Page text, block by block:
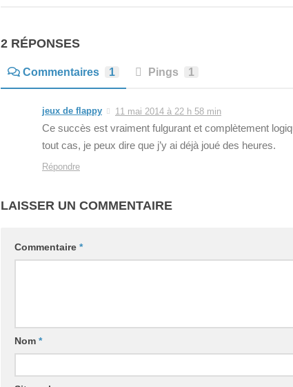
2 RÉPONSES
Commentaires 1 Pings 1
jeux de flappy 11 mai 2014 à 22 h 58 min
Ce succès est vraiment fulgurant et complètement
tout cas, je peux dire que j’y ai déjà joué des heures.
Répondre
LAISSER UN COMMENTAIRE
Commentaire *
Nom *